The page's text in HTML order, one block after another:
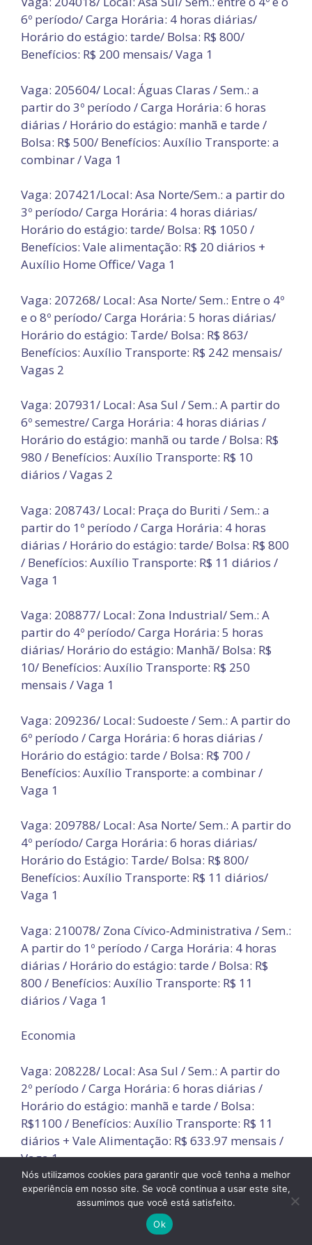
6º período/ Carga Horária: 4 horas diárias/
Horário do estágio: tarde/ Bolsa: R$ 800/
Benefícios: R$ 200 mensais/ Vaga 1
Vaga: 205604/ Local: Águas Claras / Sem.: a
partir do 3º período / Carga Horária: 6 horas
diárias / Horário do estágio: manhã e tarde /
Bolsa: R$ 500/ Benefícios: Auxílio Transporte: a
combinar / Vaga 1
Vaga: 207421/Local: Asa Norte/Sem.: a partir do
3º período/ Carga Horária: 4 horas diárias/
Horário do estágio: tarde/ Bolsa: R$ 1050 /
Benefícios: Vale alimentação: R$ 20 diários +
Auxílio Home Office/ Vaga 1
Vaga: 207268/ Local: Asa Norte/ Sem.: Entre o 4º
e o 8º período/ Carga Horária: 5 horas diárias/
Horário do estágio: Tarde/ Bolsa: R$ 863/
Benefícios: Auxílio Transporte: R$ 242 mensais/
Vagas 2
Vaga: 207931/ Local: Asa Sul / Sem.: A partir do
6º semestre/ Carga Horária: 4 horas diárias /
Horário do estágio: manhã ou tarde / Bolsa: R$
980 / Benefícios: Auxílio Transporte: R$ 10
diários / Vagas 2
Vaga: 208743/ Local: Praça do Buriti / Sem.: a
partir do 1º período / Carga Horária: 4 horas
diárias / Horário do estágio: tarde/ Bolsa: R$ 800
/ Benefícios: Auxílio Transporte: R$ 11 diários /
Vaga 1
Vaga: 208877/ Local: Zona Industrial/ Sem.: A
partir do 4º período/ Carga Horária: 5 horas
diárias/ Horário do estágio: Manhã/ Bolsa: R$
10/ Benefícios: Auxílio Transporte: R$ 250
mensais / Vaga 1
Vaga: 209236/ Local: Sudoeste / Sem.: A partir do
6º período / Carga Horária: 6 horas diárias /
Horário do estágio: tarde / Bolsa: R$ 700 /
Benefícios: Auxílio Transporte: a combinar /
Vaga 1
Vaga: 209788/ Local: Asa Norte/ Sem.: A partir do
4º período/ Carga Horária: 6 horas diárias/
Horário do Estágio: Tarde/ Bolsa: R$ 800/
Benefícios: Auxílio Transporte: R$ 11 diários/
Vaga 1
Vaga: 210078/ Zona Cívico-Administrativa / Sem.:
A partir do 1º período / Carga Horária: 4 horas
diárias / Horário do estágio: tarde / Bolsa: R$
800 / Benefícios: Auxílio Transporte: R$ 11
diários / Vaga 1
Economia
Vaga: 208228/ Local: Asa Sul / Sem.: A partir do
2º período / Carga Horária: 6 horas diárias /
Horário do estágio: manhã e tarde / Bolsa:
R$1100 / Benefícios: Auxílio Transporte: R$ 11
diários + Vale Alimentação: R$ 633.97 mensais /
Vaga 1
Educação física
Vaga: 200804/ Sobradinho / Sem.: a partir do 1º
período/ Carga Horária: 6 horas diárias/ Horário
Nós utilizamos cookies para garantir que você tenha a melhor
experiência em nosso site. Se você continua a usar este site,
assumimos que você está satisfeito.
Ok